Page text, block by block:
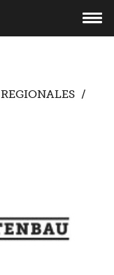
REGIONALES /